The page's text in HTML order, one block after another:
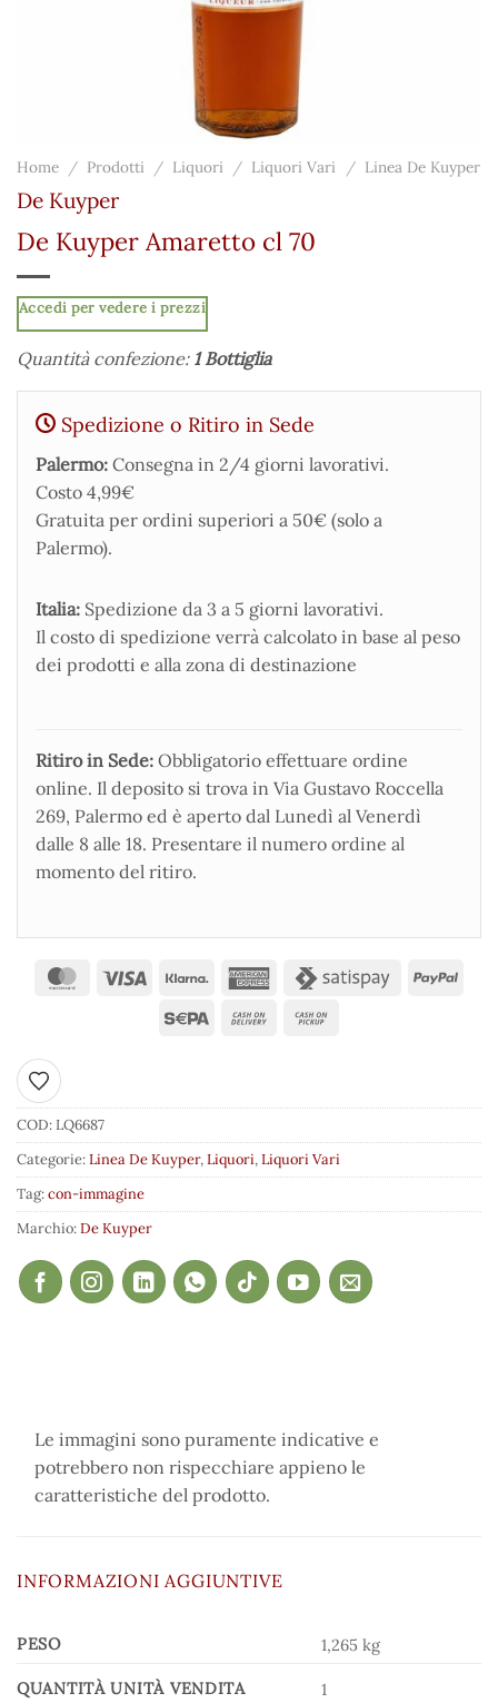
Home / Prodotti / Liquori / Liquori Vari / Linea De Kuyper
De Kuyper
De Kuyper Amaretto cl 70
Accedi per vedere i prezzi
Quantità confezione: 1 Bottiglia
Spedizione o Ritiro in Sede
Palermo: Consegna in 2/4 giorni lavorativi.
Costo 4,99€
Gratuita per ordini superiori a 50€ (solo a
Palermo).
Italia: Spedizione da 3 a 5 giorni lavorativi.
Il costo di spedizione verrà calcolato in base al peso
dei prodotti e alla zona di destinazione
Ritiro in Sede: Obbligatorio effettuare ordine
online. Il deposito si trova in Via Gustavo Roccella
269, Palermo ed è aperto dal Lunedì al Venerdì
dalle 8 alle 18. Presentare il numero ordine al
momento del ritiro.
Aggiungi ai preferiti
COD:LQ6687
Categorie:Linea De Kuyper,Liquori,Liquori Vari
Tag:con-immagine
Marchio:De Kuyper
Le immagini sono puramente indicative e
potrebbero non rispecchiare appieno le
caratteristiche del prodotto.
INFORMAZIONI AGGIUNTIVE
PESO 1,265 kg
QUANTITÀ UNITÀ VENDITA 1